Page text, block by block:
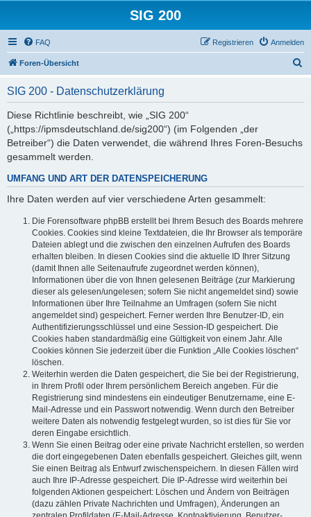
SIG 200
FAQ Anmelden
Registrieren
Foren-Übersicht
SIG 200 - Datenschutzerklärung
Diese Richtlinie beschreibt, wie „SIG 200“
(„https://ipmsdeutschland.de/sig200“) (im Folgenden „der
Betreiber“) die Daten verwendet, die während Ihres Foren-Besuchs
gesammelt werden.
UMFANG UND ART DER DATENSPEICHERUNG
Ihre Daten werden auf vier verschiedene Arten gesammelt:
Die Forensoftware phpBB erstellt bei Ihrem Besuch des Boards mehrere
Cookies. Cookies sind kleine Textdateien, die Ihr Browser als temporäre
Dateien ablegt und die zwischen den einzelnen Aufrufen des Boards
erhalten bleiben. In diesen Cookies sind die aktuelle ID Ihrer Sitzung
(damit Ihnen alle Seitenaufrufe zugeordnet werden können),
Informationen über die von Ihnen gelesenen Beiträge (zur Markierung
dieser als gelesen/ungelesen; sofern Sie nicht angemeldet sind) sowie
Informationen über Ihre Teilnahme an Umfragen (sofern Sie nicht
angemeldet sind) gespeichert. Ferner werden Ihre Benutzer-ID, ein
Authentifizierungsschlüssel und eine Session-ID gespeichert. Die
Cookies haben standardmäßig eine Gültigkeit von einem Jahr. Alle
Cookies können Sie jederzeit über die Funktion „Alle Cookies löschen“
löschen.
Weiterhin werden die Daten gespeichert, die Sie bei der Registrierung,
in Ihrem Profil oder Ihrem persönlichem Bereich angeben. Für die
Registrierung sind mindestens ein eindeutiger Benutzername, eine E-
Mail-Adresse und ein Passwort notwendig. Wenn durch den Betreiber
weitere Daten als notwendig festgelegt wurden, so ist dies für Sie vor
deren Eingabe ersichtlich.
Wenn Sie einen Beitrag oder eine private Nachricht erstellen, so werden
die dort eingegebenen Daten ebenfalls gespeichert. Gleiches gilt, wenn
Sie einen Beitrag als Entwurf zwischenspeichern. In diesen Fällen wird
auch Ihre IP-Adresse gespeichert. Die IP-Adresse wird weiterhin bei
folgenden Aktionen gespeichert: Löschen und Ändern von Beiträgen
(dazu zählen Private Nachrichten und Umfragen), Änderungen an